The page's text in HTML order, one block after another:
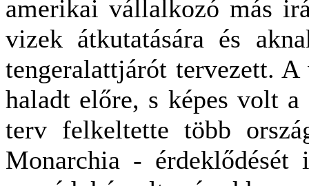
amerikai vállalkozó más
vizek átkutatására és
tengeralattjárót tervezett.
haladt előre, s képes volt
terv felkeltette több
Monarchia -